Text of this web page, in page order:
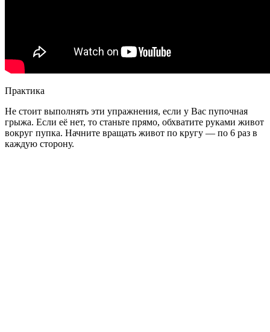
Практика
Не стоит выполнять эти упражнения, если у Вас пупочная
грыжа. Если её нет, то станьте прямо, обхватите руками живот
вокруг пупка. Начните вращать живот по кругу — по 6 раз в
каждую сторону.